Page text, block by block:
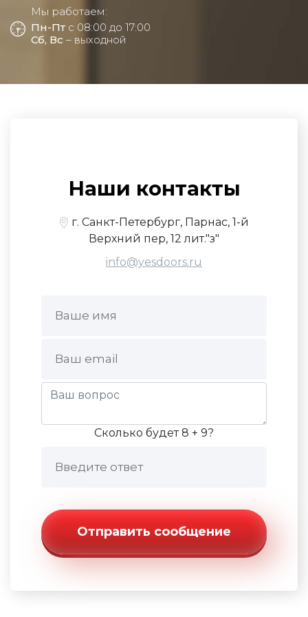
Мы работаем:
Пн-Пт с 08:00 до 17:00
Сб, Вс – выходной
Наши контакты
г. Санкт-Петербург, Парнас, 1-й
Верхний пер, 12 лит."з"
info@yesdoors.ru
Сколько будет 8 + 9?
Отправить сообщение